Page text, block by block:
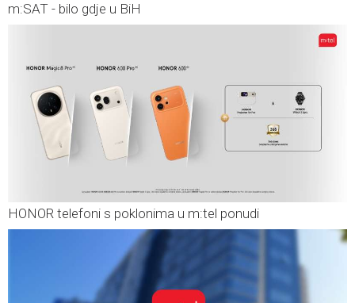
m:SAT - bilo gdje u BiH
HONOR telefoni s poklonima u m:tel ponudi